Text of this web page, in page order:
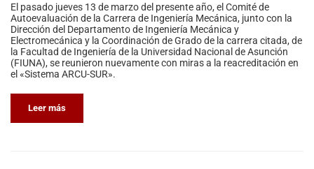
El pasado jueves 13 de marzo del presente año, el Comité de
Autoevaluación de la Carrera de Ingeniería Mecánica, junto con la
Dirección del Departamento de Ingeniería Mecánica y
Electromecánica y la Coordinación de Grado de la carrera citada, de
la Facultad de Ingeniería de la Universidad Nacional de Asunción
(FIUNA), se reunieron nuevamente con miras a la reacreditación en
el «Sistema ARCU-SUR».
Leer más